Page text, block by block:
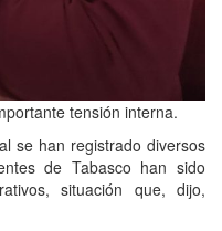
tensión interna.
se han registrado diversos
de Tabasco han sido
situación que, dijo,